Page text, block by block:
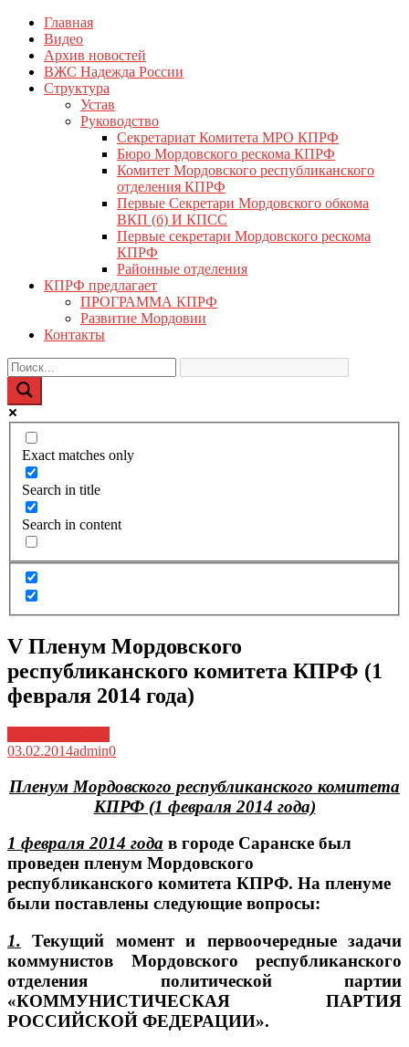
Перейти
содержимому
КПРФ Мордовия
Мордовское Региональное отделение КПРФ
Главная
Видео
Архив новостей
ВЖС Надежда России
Структура
Устав
Руководство
Секретариат Комитета МРО КПРФ
Бюро Мордовского рескома КПРФ
Комитет Мордовского республиканского
отделения КПРФ
Первые Секретари Мордовского обкома
ВКП (б) И КПСС
Первые секретари Мордовского рескома
КПРФ
Районные отделения
КПРФ предлагает
ПРОГРАММА КПРФ
Развитие Мордовии
Контакты
Exact matches only
Search in title
Search in content
V Пленум Мордовского
республиканского комитета КПРФ (1
февраля 2014 года)
03.02.2014admin0
Пленум Мордовского республиканского комитета
КПРФ (1 февраля 2014 года)
1 февраля 2014 года в городе Саранске был
проведен пленум Мордовского
республиканского комитета КПРФ. На пленуме
были поставлены следующие вопросы:
1. Текущий момент и первоочередные задачи
коммунистов Мордовского республиканского
отделения политической партии
«КОММУНИСТИЧЕСКАЯ ПАРТИЯ
РОССИЙСКОЙ ФЕДЕРАЦИИ».